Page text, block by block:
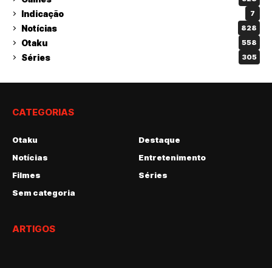
Indicação 7
Notícias 828
Otaku 558
Séries 305
CATEGORIAS
Otaku
Destaque
Notícias
Entretenimento
Filmes
Séries
Sem categoria
ARTIGOS